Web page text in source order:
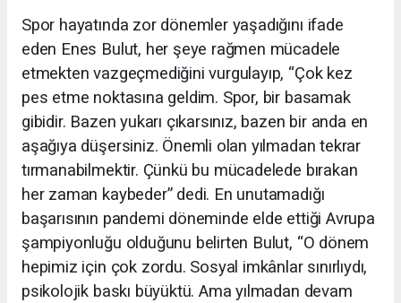
Spor hayatında zor dönemler yaşadığını ifade
eden Enes Bulut, her şeye rağmen mücadele
etmekten vazgeçmediğini vurgulayıp, “Çok kez
pes etme noktasına geldim. Spor, bir basamak
gibidir. Bazen yukarı çıkarsınız, bazen bir anda en
aşağıya düşersiniz. Önemli olan yılmadan tekrar
tırmanabilmektir. Çünkü bu mücadelede bırakan
her zaman kaybeder” dedi. En unutamadığı
başarısının pandemi döneminde elde ettiği Avrupa
şampiyonluğu olduğunu belirten Bulut, “O dönem
hepimiz için çok zordu. Sosyal imkânlar sınırlıydı,
psikolojik baskı büyüktü. Ama yılmadan devam